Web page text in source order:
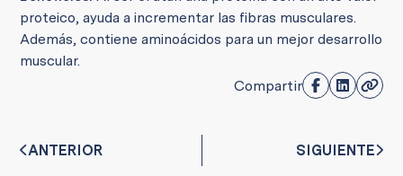
proteico, ayuda a incrementar las fibras musculares.
Además, contiene aminoácidos para un mejor desarrollo
muscular.
Compartir
ANTERIOR SIGUIENTE